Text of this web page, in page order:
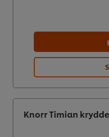
Knorr Timian